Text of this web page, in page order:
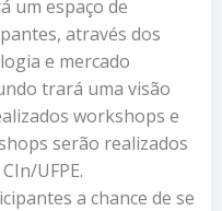
um espaço de
através dos
e mercado
trará uma visão
workshops e
serão realizados
UFPE.
a chance de se